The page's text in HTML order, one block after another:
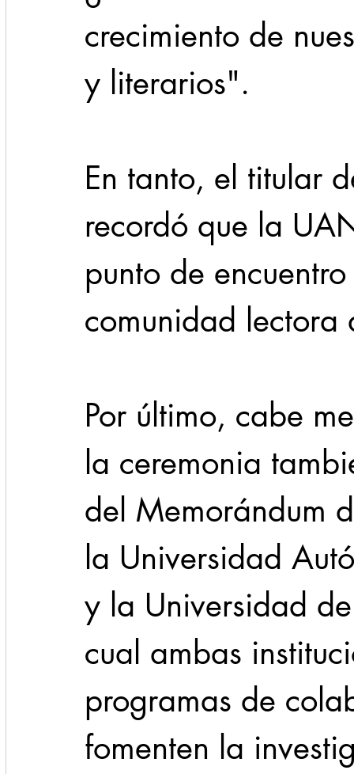
crecimiento de
y literarios".
En tanto, el titular
recordó que la
punto de
comunidad lectora
Por último, cabe
la ceremonia
del Memorándum
la Universidad
y la Universidad
cual ambas
programas de
fomenten la